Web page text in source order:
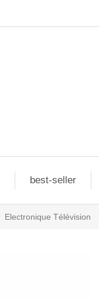
best-seller
Electronique Télévision